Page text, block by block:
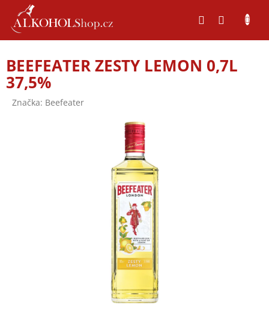
obsah
P
o
s
BEEFEATER ZESTY LEMON 0,7L
37,5%
Značka: Beefeater